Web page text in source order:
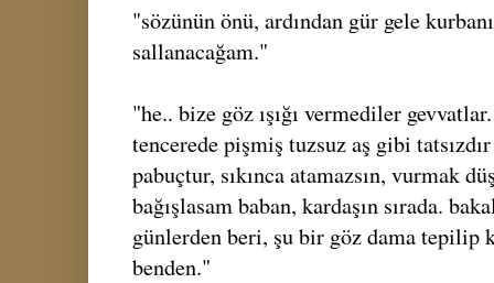
"sözünün önü, ardından gür gele
sallanacağam."
"he.. bize göz ışığı vermediler
tencerede pişmiş tuzsuz aş gibi
pabuçtur, sıkınca atamazsın, vurmak
bağışlasam baban, kardaşın sırada.
günlerden beri, şu bir göz dama tepilip
benden."